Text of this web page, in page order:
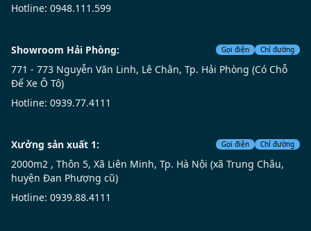
Hotline: 0948.111.599
Showroom Hải Phòng: Gọi điện Chỉ đường
771 - 773 Nguyễn Văn Linh, Lê Chân, Tp. Hải Phòng (Có Chỗ
Để Xe Ô Tô)
Hotline: 0939.77.4111
Xưởng sản xuất 1: Gọi điện Chỉ đường
2000m2 , Thôn 5, Xã Liên Minh, Tp. Hà Nội (xã Trung Châu,
huyện Đan Phượng cũ)
Hotline: 0939.88.4111